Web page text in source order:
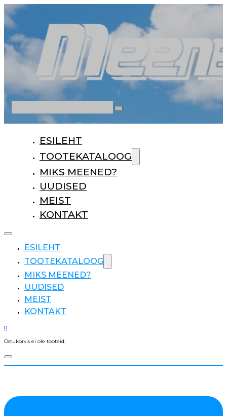
ESILEHT
TOOTEKATALOOG
MIKS MEENED?
UUDISED
MEIST
KONTAKT
ESILEHT
TOOTEKATALOOG
MIKS MEENED?
UUDISED
MEIST
KONTAKT
0
Ostukorvis ei ole tooteid.